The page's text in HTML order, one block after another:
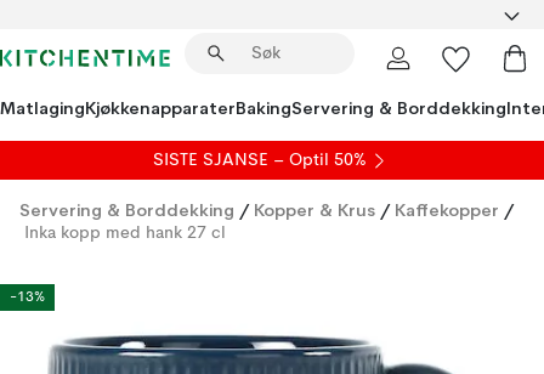
MatlagingKjøkkenapparaterBakingServering & Borddekking
SISTE SJANSE – Optil 50%
Servering & Borddekking / Kopper & Krus / Kaffekopper /
Inka kopp med hank 27 cl
-13%